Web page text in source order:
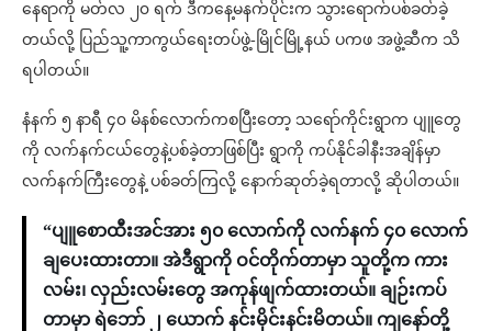
နေရာကို မတ်လ ၂၀ ရက် ဒီကနေ့မနက်ပိုင်းက သွားရောက်ပစ်ခတ်ခဲ့
တယ်လို့ ပြည်သူ့ကာကွယ်ရေးတပ်ဖွဲ့-မြိုင်မြို့နယ် ပကဖ အဖွဲ့ဆီက သိ
ရပါတယ်။
နံနက် ၅ နာရီ ၄၀ မိနစ်လောက်ကစပြီးတော့ သရော်ကိုင်းရွာက ပျူတွေ
ကို လက်နက်ငယ်တွေနဲ့ပစ်ခဲ့တာဖြစ်ပြီး ရွာကို ကပ်နိုင်ခါနီးအချိန်မှာ
လက်နက်ကြီးတွေနဲ့ ပစ်ခတ်ကြလို့ နောက်ဆုတ်ခဲ့ရတာလို့ ဆိုပါတယ်။
“ပျူစောထီးအင်အား ၅၀ လောက်ကို လက်နက် ၄၀ လောက်
ချပေးထားတာ။ အဲဒီရွာကို ဝင်တိုက်တာမှာ သူတို့က ကား
လမ်း၊ လှည်းလမ်းတွေ အကုန်ဖျက်ထားတယ်။ ချဉ်းကပ်
တာမှာ ရဲဘော် ၂ ယောက် နင်းမိုင်းနင်းမိတယ်။ ကျနော်တို့